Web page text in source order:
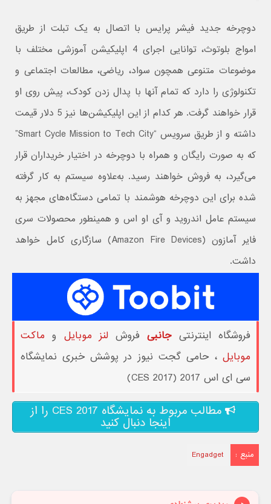
دوچرخه جدید فیشر پرایس با اتصال به یک تبلت از طریق
امواج بلوتوث، توانایی اجرای 4 اپلیکیشن آموزشی مختلف با
موضوعات متنوعی همچون سواد، ریاضی، مطالعات اجتماعی و
تکنولوژی را دارد که تمام آنها با پدال زدن کودک، پیش روی او
قرار خواهند گرفت. هر کدام از این اپلیکیشن‌ها نیز 5 دلار قیمت
داشته و از طریق سرویس “Smart Cycle Mission to Tech City”
که به صورت رایگان و همراه با دوچرخه در اختیار خریداران قرار
می‌گیرد، به فروش خواهند رسید. به‌علاوه سیستم به کار گرفته
شده برای این دوچرخه هوشمند با تمامی دستگاه‌های مجهز به
سیستم عامل اندروید و آی او اس و همینطور محصولات سری
فایر آمازون (Amazon Fire Devices) سازگاری کامل خواهد
داشت.
فروشگاه اینترنتیجانبی فروشلنز موبایل و ماکت
موبایل ، حامی گجت نیوز در پوشش خبری نمایشگاه
سی ای اس 2017 (CES 2017)
مطالب مربوط به نمایشگاه CES 2017 را از
اینجا دنبال کنید
منبع : Engadget